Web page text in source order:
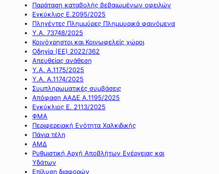
Παράταση καταβολής βεβαιωμένων οφειλών
Εγκύκλιος Ε.2095/2025
Πληγέντες Πλημμύρες Πλημμυρικά φαινόμενα
Υ.Α. 73748/2025
Κοινόχρηστοι και Κοινωφελείς χώροι
Οδηγία (ΕΕ) 2022/362
Απευθείας ανάθεση
Υ.Α. Α.1175/2025
Υ.Α. Α.1174/2025
Συμπληρωματικές συμβάσεις
Απόφαση ΑΑΔΕ Α.1195/2025
Εγκύκλιος Ε. 2113/2025
ΦΜΑ
Περιφερειακή Ενότητα Χαλκιδικής
Πάγια τέλη
ΑΜΔ
Ρυθμιστική Αρχή Αποβλήτων Ενέργειας και
Υδάτων
Επίλυση διαφορών